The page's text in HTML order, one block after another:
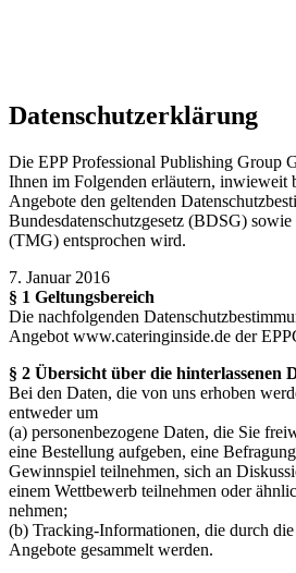
Datenschutzerklärung
Die EPP Professional Publishing Group
Ihnen im Folgenden erläutern, inwieweit
Angebote den geltenden
Bundesdatenschutzgesetz (BDSG) sowie
(TMG) entsprochen wird.
7. Januar 2016
§ 1 Geltungsbereich
Die nachfolgenden
Angebot www.cateringinside.de der
§ 2 Übersicht über die hinterlassenen
Bei den Daten, die von uns erhoben
entweder um
(a) personenbezogene Daten, die Sie
eine Bestellung aufgeben, eine
Gewinnspiel teilnehmen, sich an
einem Wettbewerb teilnehmen oder
nehmen;
(b) Tracking-Informationen, die durch
Angebote gesammelt werden.